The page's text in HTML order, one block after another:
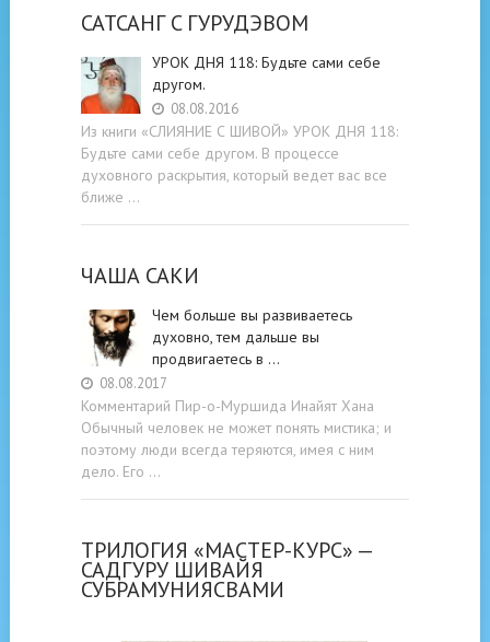
САТСАНГ C ГУРУДЭВОМ
УРОК ДНЯ 118: Будьте cами cебе
другом.
08.08.2016
Из книги «СЛИЯНИЕ С ШИВОЙ» УРОК ДНЯ 118:
Будьте cами cебе другом. В процессе
духовного раскрытия, который ведет вас все
ближе …
ЧАША САКИ
Чем больше вы развиваетесь
духовно, тем дальше вы
продвигаетесь в …
08.08.2017
Комментарий Пир-о-Муршида Инайят Хана
Обычный человек не может понять мистика; и
поэтому люди всегда теряются, имея с ним
дело. Его …
ТРИЛОГИЯ «МАСТЕР-КУРС» —
САДГУРУ ШИВАЙЯ
СУБРАМУНИЯСВАМИ